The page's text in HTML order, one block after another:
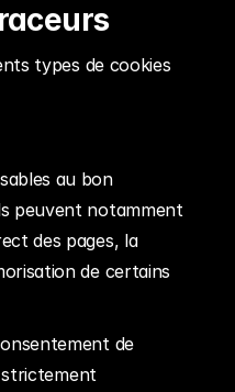
types de cookies
au bon
peuvent notamment
des pages, la
de certains
de
strictement